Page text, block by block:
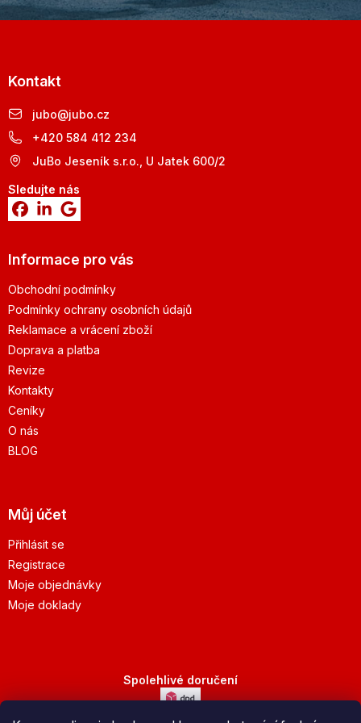
Kontakt
jubo@jubo.cz
+420 584 412 234
JuBo Jeseník s.r.o., U Jatek 600/2
Sledujte nás
Informace pro vás
Obchodní podmínky
Podmínky ochrany osobních údajů
Reklamace a vrácení zboží
Doprava a platba
Revize
Kontakty
Ceníky
O nás
BLOG
Můj účet
Přihlásit se
Registrace
Moje objednávky
Moje doklady
Spolehlivé doručení